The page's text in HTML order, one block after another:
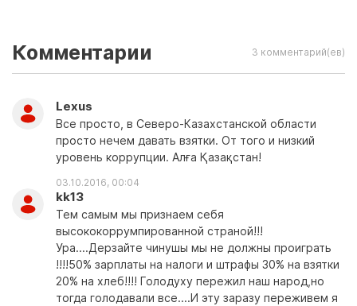
Комментарии 3 комментарий(ев)
Lexus
Все просто, в Северо-Казахстанской области
просто нечем давать взятки. От того и низкий
уровень коррупции. Алға Қазақстан!
03.10.2016, 00:04
kk13
Тем самым мы признаем себя
высококоррумпированной страной!!!
Ура....Дерзайте чинушы мы не должны проиграть
!!!!50% зарплаты на налоги и штрафы 30% на взятки
20% на хлеб!!!! Голодуху пережил наш народ,но
тогда голодавали все....И эту заразу переживем я